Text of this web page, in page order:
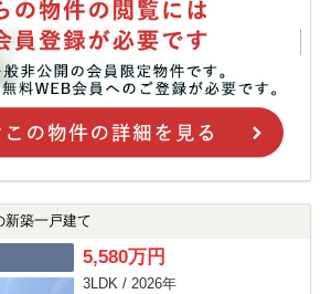
新築一戸建て
5,580万円
3LDK / 2026年